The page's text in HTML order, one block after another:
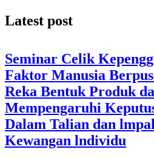
Latest post
Seminar Celik
Faktor Manusia
Reka Bentuk Produk
Mempengaruhi
Dalam Talian dan
Kewangan lndividu